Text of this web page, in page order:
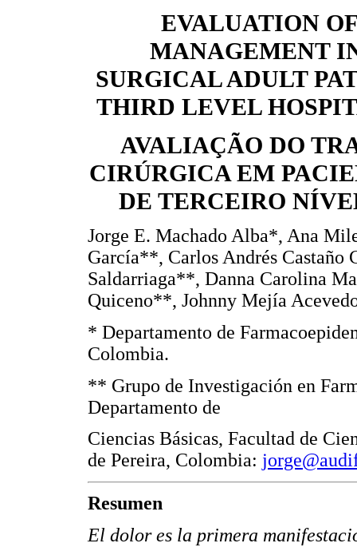
EVALUATION
MANAGEMENT
SURGICAL ADULT
THIRD LEVEL
AVALIAÇÃO DO
CIRÚRGICA EM
DE TERCEIRO
Jorge E. Machado Alba*, Ana
García**, Carlos Andrés
Saldarriaga**, Danna Carolina
Quiceno**, Johnny Mejía
* Departamento de
Colombia.
** Grupo de Investigación en
Departamento de
Ciencias Básicas, Facultad de
de Pereira, Colombia:
Resumen
El dolor es la primera